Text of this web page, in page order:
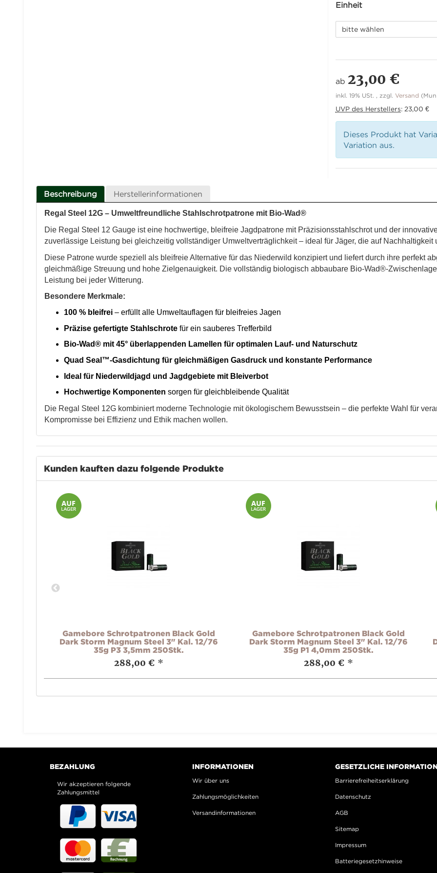
Einheit
bitte wählen
ab 23,00 €
inkl. 19% USt. , zzgl. Versand
UVP des Herstellers: 23,00 €
Dieses Produkt hat
Variation aus.
Beschreibung Herstellerinformationen
Regal Steel 12G – Umweltfreundliche Stahlschrotpatrone mit Bio-Wad®
Die Regal Steel 12 Gauge ist eine hochwertige, bleifreie Jagdpatrone mit Präzisionsstahlschrot und der
zuverlässige Leistung bei gleichzeitig vollständiger Umweltverträglichkeit – ideal für Jäger, die auf Nachhaltigkeit
Diese Patrone wurde speziell als bleifreie Alternative für das Niederwild konzipiert und liefert durch ihre perfekt
gleichmäßige Streuung und hohe Zielgenauigkeit. Die vollständig biologisch abbaubare Bio-Wad®-
Leistung bei jeder Witterung.
Besondere Merkmale:
100 % bleifrei – erfüllt alle Umweltauflagen für bleifreies Jagen
Präzise gefertigte Stahlschrote für ein sauberes Trefferbild
Bio-Wad® mit 45° überlappenden Lamellen für optimalen Lauf- und Naturschutz
Quad Seal™-Gasdichtung für gleichmäßigen Gasdruck und konstante Performance
Ideal fürNiederwildjagd und Jagdgebiete mit Bleiverbot
Hochwertige Komponenten sorgen für gleichbleibende Qualität
Die Regal Steel 12G kombiniert moderne Technologie mit ökologischem Bewusstsein – die perfekte Wahl für
Kompromisse bei Effizienz und Ethik machen wollen.
Kunden kauften dazu folgende Produkte
Gamebore Schrotpatronen Black Gold
Dark Storm Magnum Steel 3" Kal. 12/76
35g P3 3,5mm 250Stk.
288,00 € *
Gamebore Schrotpatronen Black Gold
Dark Storm Magnum Steel 3" Kal. 12/76
35g P1 4,0mm 250Stk.
288,00 € *
BEZAHLUNG
Wir akzeptieren folgende
Zahlungsmittel
INFORMATIONEN
Wir über uns
Zahlungsmöglichkeiten
Versandinformationen
GESETZLICHE
Barrierefreiheitserklärung
Datenschutz
AGB
Sitemap
Impressum
Batteriegesetzhinweise